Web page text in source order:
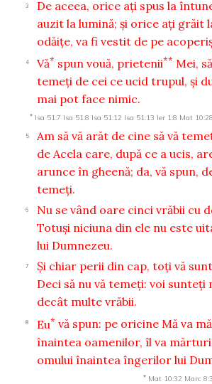
3
De aceea, orice aţi spus la
auzit la lumină; şi orice aţi grăit
odăiţe, va fi vestit de pe
4 Vă* spun vouă, prietenii** Mei,
temeţi de cei ce ucid trupul, şi
mai pot face nimic.
* Isa 51:7 Isa 51:8 Isa 51:12 Isa 51:13 Ier 1:8 Mat 10:28
5
Am să vă arăt de cine să vă
de Acela care, după ce a ucis,
arunce în gheenă; da, vă spun,
temeţi.
6
Nu se vând oare cinci vrăbii cu
Totuşi niciuna din ele nu este
lui Dumnezeu.
7
Şi chiar perii din cap, toţi vă
Deci să nu vă temeţi: voi sunteţi
decât multe vrăbii.
8 Eu* vă spun: pe oricine Mă va
înaintea oamenilor, îl va
omului înaintea îngerilor lui
* Mat 10:32 Marc